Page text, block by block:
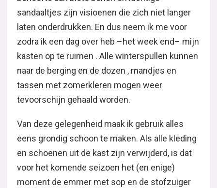
sandaaltjes zijn visioenen die zich niet langer
laten onderdrukken. En dus neem ik me voor
zodra ik een dag over heb –het week end– mijn
kasten op te ruimen . Alle winterspullen kunnen
naar de berging en de dozen , mandjes en
tassen met zomerkleren mogen weer
tevoorschijn gehaald worden.
Van deze gelegenheid maak ik gebruik alles
eens grondig schoon te maken. Als alle kleding
en schoenen uit de kast zijn verwijderd, is dat
voor het komende seizoen het (en enige)
moment de emmer met sop en de stofzuiger